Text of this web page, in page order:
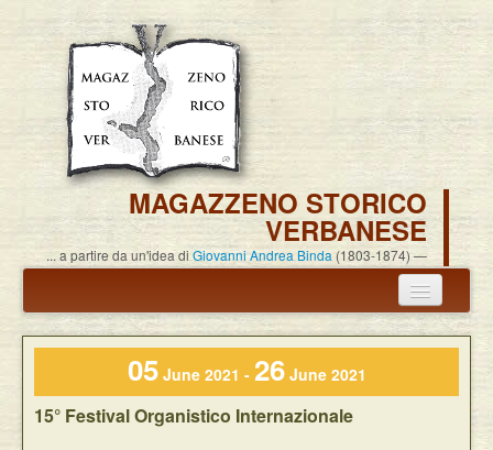
MAGAZZENO STORICO
VERBANESE
... a partire da un'idea di Giovanni Andrea Binda (1803-1874)
Annuncio termine attività
Carlo Alessandro Pisoni
Associazione
05June 2021 - 26June 2021
15° Festival Organistico Internazionale